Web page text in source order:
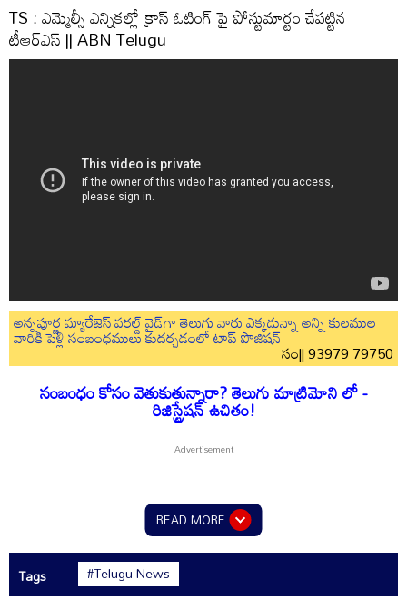
TS : ఎమ్మెల్సీ ఎన్నికల్లో క్రాస్ ఓటింగ్ పై పోస్టుమార్టం చేపట్టిన
టీఆర్ఎస్ || ABN Telugu
అన్నపూర్ణ మ్యారేజెస్ వరల్డ్ వైడ్‌గా తెలుగు వారు ఎక్కడున్నా అన్ని కులముల
వారికి పెళ్లి సంబంధములు కుదర్చడంలో టాప్ పొజిషన్
సం|| 93979 79750
సంబంధం కోసం వెతుకుతున్నారా? తెలుగు మాట్రిమోని లో -
రిజిస్ట్రేషన్ ఉచితం!
READ MORE
Tags #Telugu News